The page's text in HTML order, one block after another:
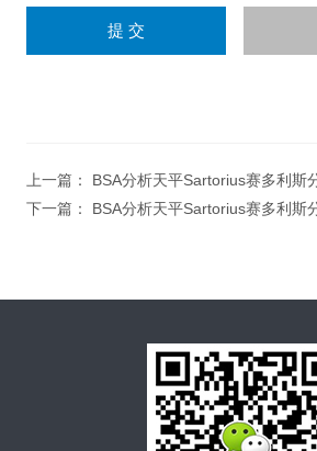
上一篇： BSA分析天平Sartorius赛多利斯
下一篇： BSA分析天平Sartorius赛多利斯